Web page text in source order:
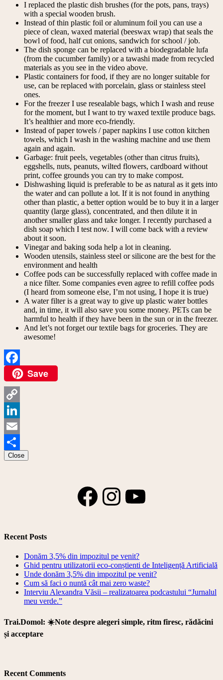
I replaced the plastic dish brushes (for the pots, pans, trays)
with a special wooden brush.
Instead of thin plastic foil or aluminum foil you can use a
piece of clean, waxed material (beeswax wrap) that seals the
bowl of food, half cut onions, sandwich for school / job.
The dish sponge can be replaced with a biodegradable lufa
(from the cucumber family) or a tawashi made from recycled
materials as you see in the video above.
Plastic containers for food, if they are no longer suitable for
use, can be replaced with porcelain, glass or stainless steel
ones.
For the freezer I use resealable bags, which I wash and reuse
for the moment, but I want to try waxed textile produce bags.
It’s healthier and more eco-friendly.
Instead of paper towels / paper napkins I use cotton kitchen
towels, which I wash in the washing machine and use them
again and again.
Garbage: fruit peels, vegetables (other than citrus fruits),
eggshells, nuts, peanuts, wilted flowers, cardboard without
print, coffee grounds you can try to make compost.
Dishwashing liquid is preferable to be as natural as it gets into
the water and can pollute a lot. If it is not found in anything
other than plastic, a better option would be to buy it in a larger
quantity (large glass), concentrated, and then dilute it in
another smaller glass and take longer. I recently purchased a
dish soap which I test now. I will come back with a review
about it soon.
Vinegar and baking soda help a lot in cleaning.
Wooden utensils, stainless steel or silicone are the best for the
environment and health
Coffee pods can be successfully replaced with coffee made in
a nice filter. Some companies even agree to refill coffee pods
(I heard from someone else, I’m not using, I hope it is true)
A water filter is a great way to give up plastic water bottles
and, in time, it will also save you some money. PETs can be
harmful to health if they have been in the sun or in the freezer.
And let’s not forget our textile bags for groceries. They are
awesome!
FacebookSave
Copy
Link
LinkedIn
Email
Share
Close
Facebook
Instagram
YouTube
Recent Posts
Donăm 3,5% din impozitul pe venit?
Ghid pentru utilizatorii eco-conștienti de Inteligență Artificială
Unde donăm 3,5% din impozitul pe venit?
Cum să faci o nuntă cât mai zero waste?
Interviu Alexandra Văsii – realizatoarea podcastului “Jurnalul
meu verde.”
Trai.Domol: ☀️Note despre alegeri simple, ritm firesc, rădăcini
și acceptare
Recent Comments